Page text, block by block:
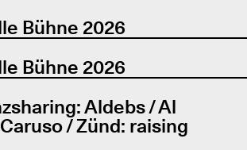
Bühne 2026
Bühne 2026
Aldebs / Al
/ Zünd: raising